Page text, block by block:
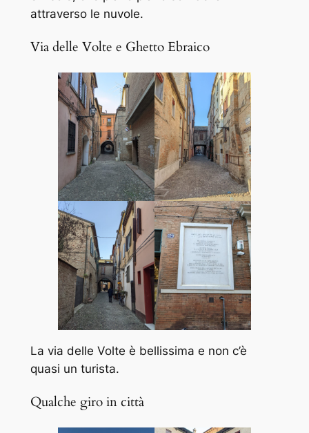
attraverso le nuvole.
Via delle Volte e Ghetto Ebraico
La via delle Volte è bellissima e non c’è
quasi un turista.
Qualche giro in città